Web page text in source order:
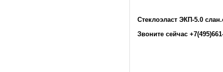
Стеклоэласт ЭКП-5.0
Звоните сейчас